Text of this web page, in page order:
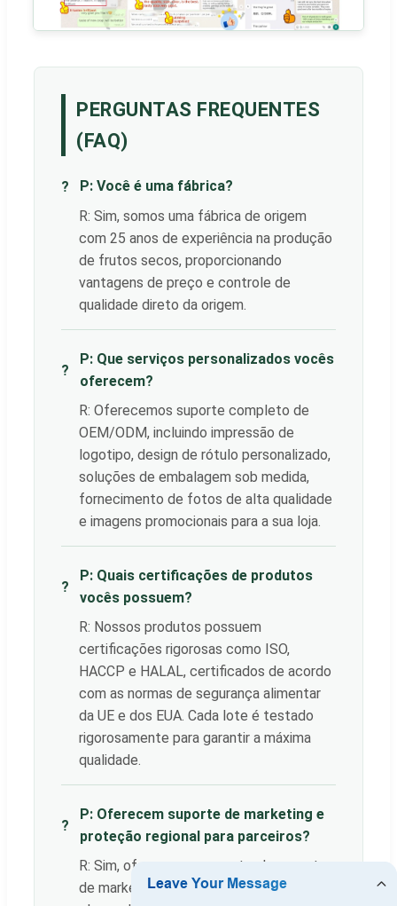
PERGUNTAS FREQUENTES
(FAQ)
?
P: Você é uma fábrica?
R: Sim, somos uma fábrica de origem
com 25 anos de experiência na produção
de frutos secos, proporcionando
vantagens de preço e controle de
qualidade direto da origem.
?
P: Que serviços personalizados vocês
oferecem?
R: Oferecemos suporte completo de
OEM/ODM, incluindo impressão de
logotipo, design de rótulo personalizado,
soluções de embalagem sob medida,
fornecimento de fotos de alta qualidade
e imagens promocionais para a sua loja.
?
P: Quais certificações de produtos
vocês possuem?
R: Nossos produtos possuem
certificações rigorosas como ISO,
HACCP e HALAL, certificados de acordo
com as normas de segurança alimentar
da UE e dos EUA. Cada lote é testado
rigorosamente para garantir a máxima
qualidade.
?
P: Oferecem suporte de marketing e
proteção regional para parceiros?
R: Sim, oferecemos suporte abrangente
de marketing (promoção de marca,